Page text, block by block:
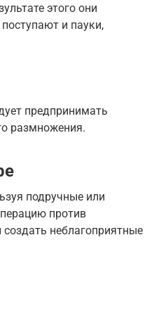
этого они
и пауки,
предпринимать
размножения.
подручные или
против
неблагоприятные